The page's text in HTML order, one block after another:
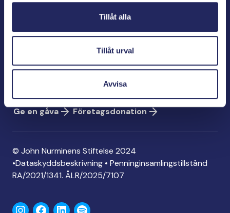
Tillåt alla
Tillåt urval
Avvisa
00240 Helsingfors
Kontaktinformation
Ge en gåva
Ge en gåva
Företagsdonation
© John Nurminens Stiftelse 2024
•Dataskyddsbeskrivning • Penninginsamlingstillstånd
RA/2021/1341. ÅLR/2025/7107